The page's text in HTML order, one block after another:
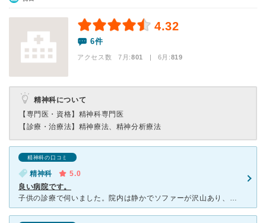
4.32
6件
アクセス数 7月:801 | 6月:819
精神科について
【専門医・資格】 精神科専門医
【診療・治療法】 精神療法、精神分析療法
精神科の口コミ
精神科
5.0
良い病院です。
子供の診療で伺いました。院内は静かでソファーが沢山あり、全体的に白で統一されていて落ち着きます。先生自ら呼びに来てくれます。細かく話を聞いて下さり、真剣に考えてくれる先生だと思いました。穏やかでとても